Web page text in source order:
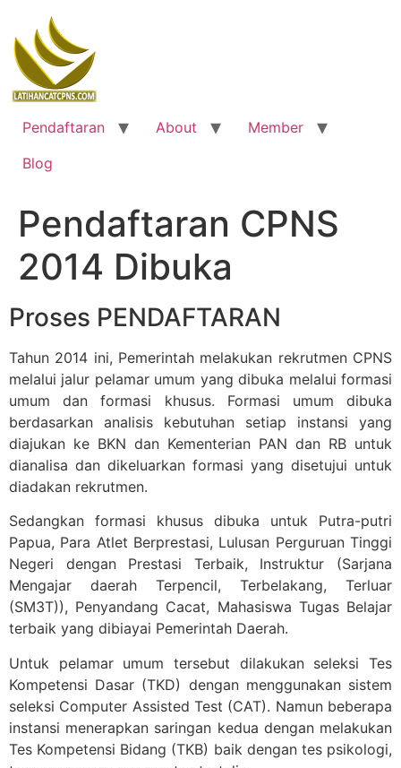
content
Pendaftaran About
Member
Blog
Pendaftaran CPNS
2014 Dibuka
Proses PENDAFTARAN
Tahun 2014 ini, Pemerintah melakukan rekrutmen CPNS
melalui jalur pelamar umum yang dibuka melalui formasi
umum dan formasi khusus. Formasi umum dibuka
berdasarkan analisis kebutuhan setiap instansi yang
diajukan ke BKN dan Kementerian PAN dan RB untuk
dianalisa dan dikeluarkan formasi yang disetujui untuk
diadakan rekrutmen.
Sedangkan formasi khusus dibuka untuk Putra-putri
Papua, Para Atlet Berprestasi, Lulusan Perguruan Tinggi
Negeri dengan Prestasi Terbaik, Instruktur (Sarjana
Mengajar daerah Terpencil, Terbelakang, Terluar
(SM3T)), Penyandang Cacat, Mahasiswa Tugas Belajar
terbaik yang dibiayai Pemerintah Daerah.
Untuk pelamar umum tersebut dilakukan seleksi Tes
Kompetensi Dasar (TKD) dengan menggunakan sistem
seleksi Computer Assisted Test (CAT). Namun beberapa
instansi menerapkan saringan kedua dengan melakukan
Tes Kompetensi Bidang (TKB) baik dengan tes psikologi,